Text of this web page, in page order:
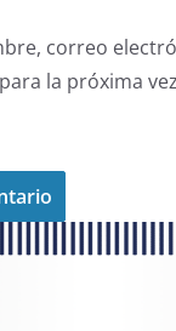
correo
la próxima